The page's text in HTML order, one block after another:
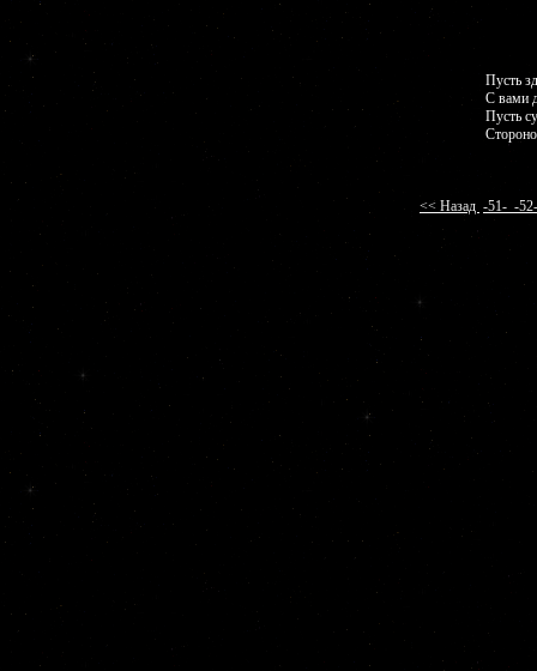
Пусть
С вами
Пусть
<< Назад -51- -